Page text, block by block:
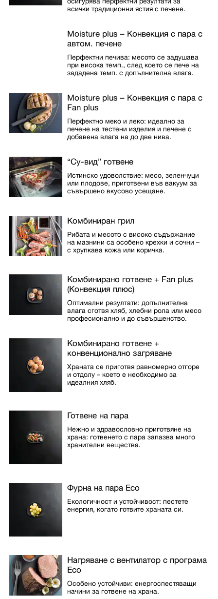
всички традиционни ястия с печене.
Moisture plus – Конвекция с пара с
автом. печене
Перфектни печива: месото се задушава
при висока темп., след което се пече на
зададена темп. с допълнителна влага.
Moisture plus – Конвекция с пара с
Fan plus
Перфектно меко и леко: идеално за
печене на тестени изделия и печене с
добавена влага на до две нива.
“Су-вид” готвене
Истинско удоволствие: месо, зеленчуци
или плодове, приготвени във вакуум за
съвършено вкусово усещане.
Комбиниран грил
Рибата и месото с високо съдържание
на мазнини са особено крехки и сочни –
с хрупкава кожа или коричка.
Комбинирано готвене + Fan plus
(Конвекция плюс)
Оптимални резултати: допълнителна
влага сготвя хляб, хлебни рола или месо
професионално и до съвършенство.
Комбинирано готвене +
конвенционално загряване
Храната се приготвя равномерно отгоре
и отдолу – което е необходимо за
идеалния хляб.
Готвене на пара
Нежно и здравословно приготвяне на
храна: готвенето с пара запазва много
хранителни вещества.
Фурна на пара Eco
Екологичност и устойчивост: пестете
енергия, когато готвите храната си.
Нагряване с вентилатор с програма
Eco
Особено устойчиви: енергоспестяващи
начини за готвене на храна.